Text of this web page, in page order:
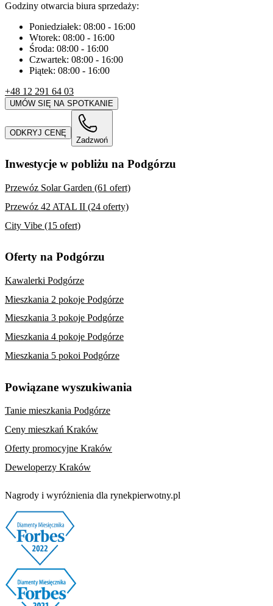
Godziny otwarcia biura sprzedaży:
Poniedziałek: 08:00 - 16:00
Wtorek: 08:00 - 16:00
Środa: 08:00 - 16:00
Czwartek: 08:00 - 16:00
Piątek: 08:00 - 16:00
+48 12 291 64 03
UMÓW SIĘ NA SPOTKANIE
ODKRYJ CENĘ
Zadzwoń
Inwestycje w pobliżu na Podgórzu
Przewóz Solar Garden (61 ofert)
Przewóz 42 ATAL II (24 oferty)
City Vibe (15 ofert)
Oferty na Podgórzu
Kawalerki Podgórze
Mieszkania 2 pokoje Podgórze
Mieszkania 3 pokoje Podgórze
Mieszkania 4 pokoje Podgórze
Mieszkania 5 pokoi Podgórze
Powiązane wyszukiwania
Tanie mieszkania Podgórze
Ceny mieszkań Kraków
Oferty promocyjne Kraków
Deweloperzy Kraków
Nagrody i wyróżnienia dla rynekpierwotny.pl